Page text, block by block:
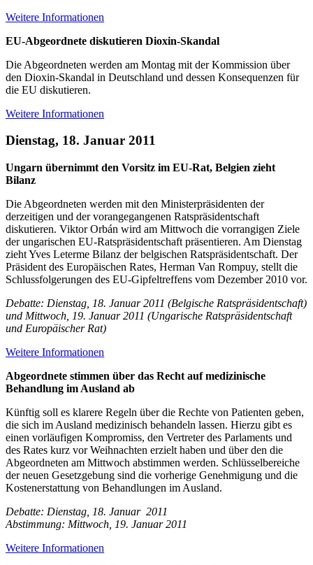
Weitere Informationen
EU-Abgeordnete diskutieren Dioxin-Skandal
Die Abgeordneten werden am Montag mit der Kommission über
den Dioxin-Skandal in Deutschland und dessen Konsequenzen für
die EU diskutieren.
Weitere Informationen
Dienstag, 18. Januar 2011
Ungarn übernimmt den Vorsitz im EU-Rat, Belgien zieht
Bilanz
Die Abgeordneten werden mit den Ministerpräsidenten der
derzeitigen und der vorangegangenen Ratspräsidentschaft
diskutieren. Viktor Orbán wird am Mittwoch die vorrangigen Ziele
der ungarischen EU-Ratspräsidentschaft präsentieren. Am Dienstag
zieht Yves Leterme Bilanz der belgischen Ratspräsidentschaft. Der
Präsident des Europäischen Rates, Herman Van Rompuy, stellt die
Schlussfolgerungen des EU-Gipfeltreffens vom Dezember 2010 vor.
Debatte: Dienstag, 18. Januar 2011 (Belgische Ratspräsidentschaft)
und Mittwoch, 19. Januar 2011 (Ungarische Ratspräsidentschaft
und Europäischer Rat)
Weitere Informationen
Abgeordnete stimmen über das Recht auf medizinische
Behandlung im Ausland ab
Künftig soll es klarere Regeln über die Rechte von Patienten geben,
die sich im Ausland medizinisch behandeln lassen. Hierzu gibt es
einen vorläufigen Kompromiss, den Vertreter des Parlaments und
des Rates kurz vor Weihnachten erzielt haben und über den die
Abgeordneten am Mittwoch abstimmen werden. Schlüsselbereiche
der neuen Gesetzgebung sind die vorherige Genehmigung und die
Kostenerstattung von Behandlungen im Ausland.
Debatte: Dienstag, 18. Januar 2011
Abstimmung: Mittwoch, 19. Januar 2011
Weitere Informationen